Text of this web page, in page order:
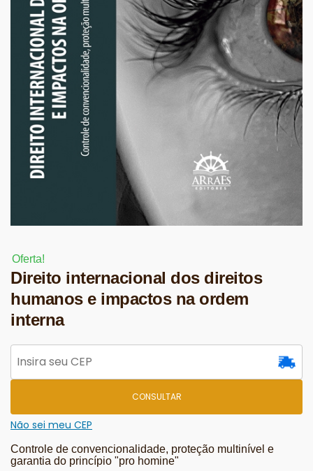
Oferta!
Direito internacional dos direitos
humanos e impactos na ordem
interna
CONSULTAR
Não sei meu CEP
Controle de convencionalidade, proteção multinível e
garantia do princípio "pro homine"